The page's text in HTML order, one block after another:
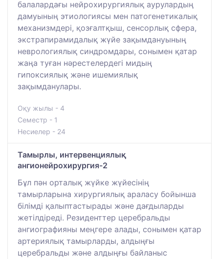
балалардағы нейрохирургиялық аурулардың
дамуының этиологиясы мен патогенетикалық
механизмдері, қозғалтқыш, сенсорлық сфера,
экстрапирамидалық жүйе зақымдануының
неврологиялық синдромдары, сонымен қатар
жаңа туған нәрестелердегі мидың
гипоксиялық және ишемиялық
зақымданулары.
Оқу жылы - 4
Семестр - 1
Несиелер - 24
Тамырлы, интервенциялық
ангионейрохирургия-2
Бұл пән орталық жүйке жүйесінің
тамырларына хирургиялық араласу бойынша
білімді қалыптастырады және дағдыларды
жетілдіреді. Резиденттер церебральды
ангиографияны меңгере алады, сонымен қатар
артериялық тамырларды, алдыңғы
церебральды және алдыңғы байланыс